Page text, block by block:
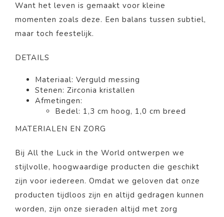
Want het leven is gemaakt voor kleine
momenten zoals deze. Een balans tussen subtiel,
maar toch feestelijk.
DETAILS
Materiaal: Verguld messing
Stenen: Zirconia kristallen
Afmetingen:
Bedel: 1,3 cm hoog, 1,0 cm breed
MATERIALEN EN ZORG
Bij All the Luck in the World ontwerpen we
stijlvolle, hoogwaardige producten die geschikt
zijn voor iedereen. Omdat we geloven dat onze
producten tijdloos zijn en altijd gedragen kunnen
worden, zijn onze sieraden altijd met zorg